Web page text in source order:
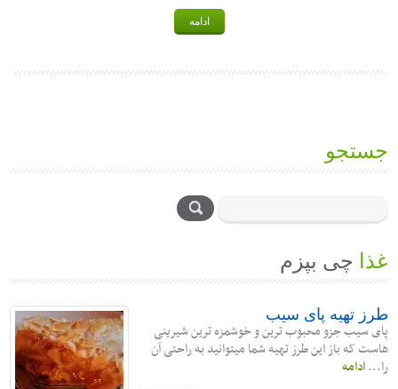
ادامه
جستجو
غذا چی بپزم
طرز تهیه پای سیب
پای سیب جزو محبوب ترین و خوشمزه ترین شیرینی
هاست که باز این طرز تهیه شما میتوانید به راحتی آن
را...ادامه